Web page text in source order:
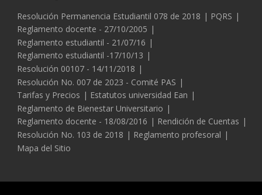
Legales
Resolución Permanencia Estudiantil 078 de 2018
PQRS
Reglamento docente - 27/10/2005
Reglamento estudiantil - 21/07/16
Reglamento estudiantil -17/10/13
Resolución 00107 - 14/11/2018
Resolución No. 007 de 2023 - Comité PAS
Tarifas y Precios
Estatutos universidad Ean
Reglamento de Bienestar Universitario
Reglamento docente - 18/08/2016
Rendición de Cuentas
Resolución No. 103 de 2018
Reglamento profesoral
Mapa del Sitio